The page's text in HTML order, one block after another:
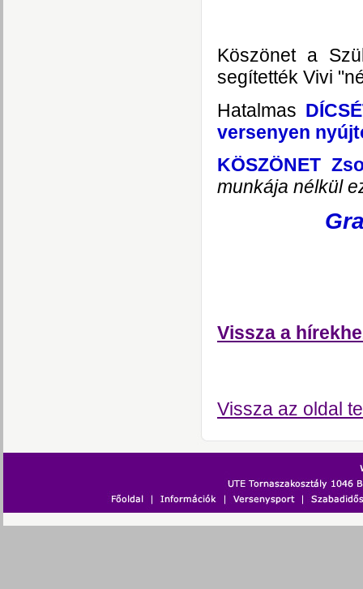
Köszönet a
segítették Vivi
Hatalmas
versenyen
KÖSZÖNET
munkája nélkül
Vissza a
Vissza az oldal